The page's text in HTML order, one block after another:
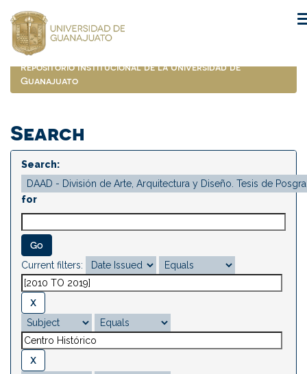
navigation
Repositorio Institucional de la Universidad de
Guanajuato
Search
Search:
for
Current filters: